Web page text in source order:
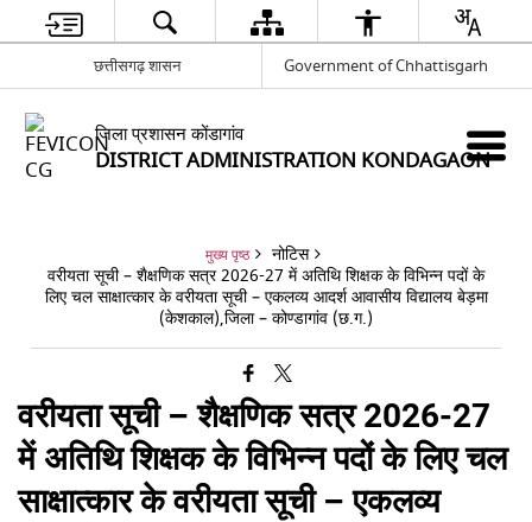
छत्तीसगढ़ शासन Government of Chhattisgarh
जिला प्रशासन कोंडागांव
DISTRICT ADMINISTRATION KONDAGAON
मुख्य पृष्ठ
नोटिस
वरीयता सूची – शैक्षणिक सत्र 2026-27 में अतिथि शिक्षक के विभिन्न पदों के
लिए चल साक्षात्कार के वरीयता सूची – एकलव्य आदर्श आवासीय विद्यालय बेड़मा
(केशकाल),जिला – कोण्डागांव (छ.ग.)
वरीयता सूची – शैक्षणिक सत्र 2026-27
में अतिथि शिक्षक के विभिन्न पदों के लिए चल
साक्षात्कार के वरीयता सूची – एकलव्य